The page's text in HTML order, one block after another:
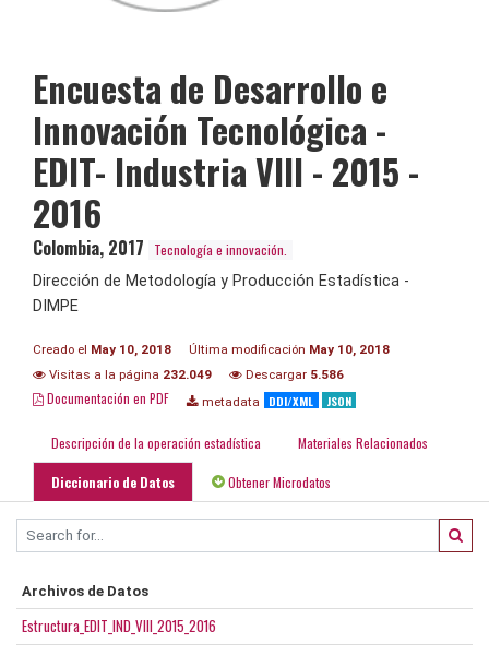
Encuesta de Desarrollo e
Innovación Tecnológica -
EDIT- Industria VIII - 2015 -
2016
Colombia, 2017
Tecnología e innovación.
Dirección de Metodología y Producción Estadística -
DIMPE
Creado el May 10, 2018 Última modificación May 10, 2018
Visitas a la página 232.049 Descargar 5.586
Documentación en PDF metadata DDI/XML JSON
Descripción de la operación estadística Materiales Relacionados
Diccionario de Datos Obtener Microdatos
Archivos de Datos
Estructura_EDIT_IND_VIII_2015_2016